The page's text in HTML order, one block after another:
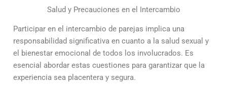
Salud y Precauciones en el Intercambio
Participar en el intercambio de parejas implica una
responsabilidad significativa en cuanto a la salud sexual y
el bienestar emocional de todos los involucrados. Es
esencial abordar estas cuestiones para garantizar que la
experiencia sea placentera y segura.